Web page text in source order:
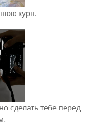
курн.
сделать тебе перед